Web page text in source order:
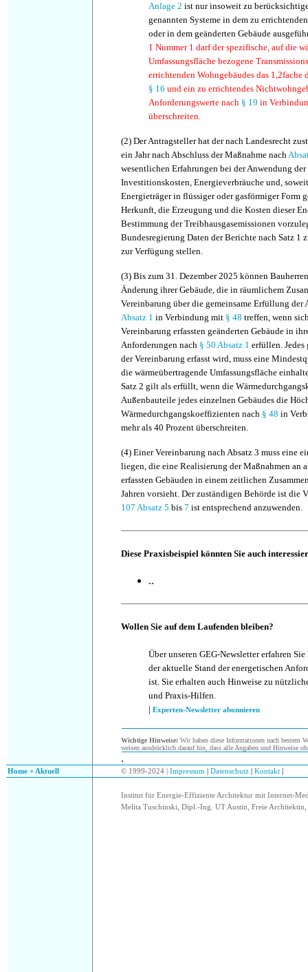
Anlage 2 ist nur insoweit zu
genannten Systeme in dem zu
oder in dem geänderten Gebäude
1 Nummer 1 darf der spezifische, auf die
Umfassungsfläche bezogene
errichtenden Wohngebäudes das 1,2fache
§ 16 und ein zu errichtendes
Anforderungswerte nach § 19 in
überschreiten.
(2) Der Antragsteller hat der nach Landesrecht
ein Jahr nach Abschluss der Maßnahme nach
wesentlichen Erfahrungen bei der Anwendung
Investitionskosten, Energieverbräuche und,
Energieträger in flüssiger oder gasförmiger Form
Herkunft, die Erzeugung und die Kosten dieser
Bestimmung der Treibhausgasemissionen
Bundesregierung Daten der Berichte nach Satz 1
zur Verfügung stellen.
(3) Bis zum 31. Dezember 2025 können
Änderung ihrer Gebäude, die in räumlichem
Vereinbarung über die gemeinsame Erfüllung der
Absatz 1 in Verbindung mit § 48 treffen, wenn
Vereinbarung erfassten geänderten Gebäude in
Anforderungen nach § 50 Absatz 1 erfüllen. Jedes
der Vereinbarung erfasst wird, muss eine
die wärmeübertragende Umfassungsfläche
Satz 2 gilt als erfüllt, wenn die
Außenbauteile jedes einzelnen Gebäudes die
Wärmedurchgangskoeffizienten nach § 48 in
mehr als 40 Prozent überschreiten.
(4) Einer Vereinbarung nach Absatz 3 muss eine
liegen, die eine Realisierung der Maßnahmen an
erfassten Gebäuden in einem zeitlichen
Jahren vorsieht. Der zuständigen Behörde ist die
107 Absatz 5 bis 7 ist entsprechend anzuwenden.
Diese Praxisbeispiel könnten Sie auch
..
Wollen Sie auf dem Laufenden bleiben?
Über unseren GEG-Newsletter erfahren
der aktuelle Stand der energetischen
ist. Sie erhalten auch Hinweise zu
und Praxis-Hilfen.
| Experten-Newsletter abonnieren
Wichtige Hinweise: Wir haben diese Informationen nach bestem
weisen ausdrücklich darauf hin, dass alle Angaben und Hinweise
.
Home + Aktuell © 1999-2024 | Impressum Datenschutz Kontakt
Institut für Energie-Effiziente Architektur mit Internet-
Melita Tuschinski, Dipl.-Ing. UT Austin, Freie Architektin,